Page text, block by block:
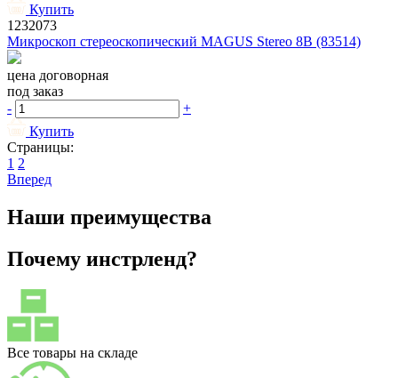
Купить
1232073
Микроскоп стереоскопический MAGUS Stereo 8B (83514)
цена договорная
под заказ
-
+
Купить
Страницы:
1 2
Вперед
Наши преимущества
Почему инстрленд?
Все товары на складе